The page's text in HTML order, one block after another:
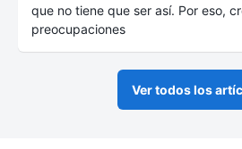
que no tiene que ser así. Por eso,
preocupaciones
Ver todos los